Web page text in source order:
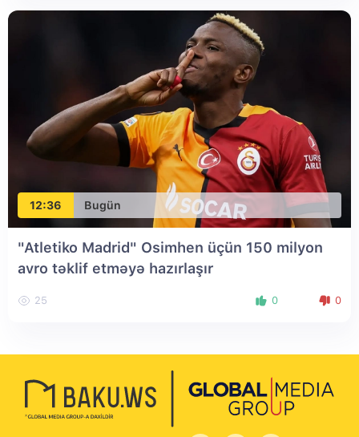
12:36 Bugün
"Atletiko Madrid" Osimhen üçün 150 milyon
avro təklif etməyə hazırlaşır
25 0 0